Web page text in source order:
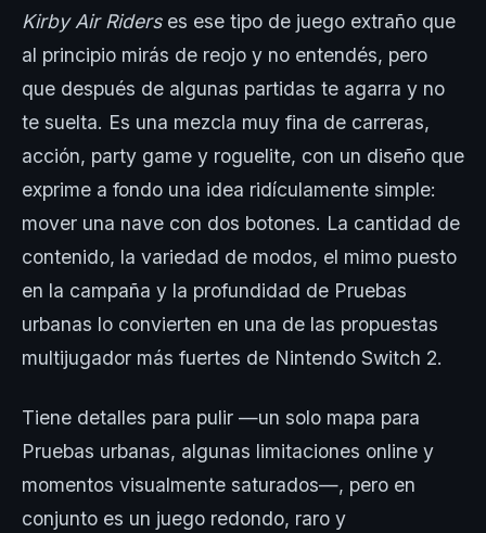
Kirby Air Riderses ese tipo de juego extraño que
al principio mirás de reojo y no entendés, pero
que después de algunas partidas te agarra y no
te suelta. Es una mezcla muy fina de carreras,
acción, party game y roguelite, con un diseño que
exprime a fondo una idea ridículamente simple:
mover una nave con dos botones. La cantidad de
contenido, la variedad de modos, el mimo puesto
en la campaña y la profundidad de Pruebas
urbanas lo convierten en una de las propuestas
multijugador más fuertes de Nintendo Switch 2.
Tiene detalles para pulir —un solo mapa para
Pruebas urbanas, algunas limitaciones online y
momentos visualmente saturados—, pero en
conjunto es un juego redondo, raro y